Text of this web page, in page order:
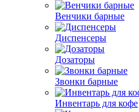
Венчики барные
Диспенсеры
Дозаторы
Звонки барные
Инвентарь для кофе